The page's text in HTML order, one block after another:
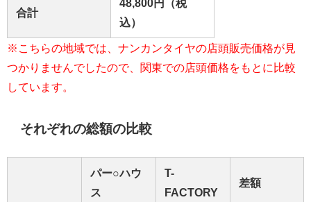
合計
48,800円（税
込）
※こちらの地域では、ナンカンタイヤの店頭販売価格が見
つかりませんでしたので、関東での店頭価格をもとに比較
しています。
それぞれの総額の比較
パー○ハウ
ス
T-
FACTORY
差額